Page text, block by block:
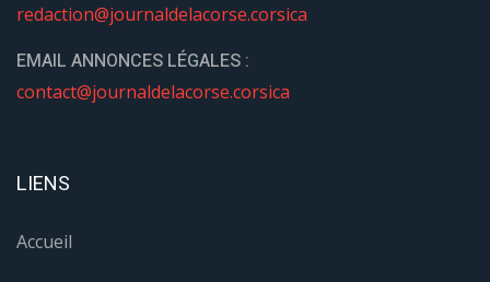
redaction@journaldelacorse.corsica
EMAIL ANNONCES LÉGALES :
contact@journaldelacorse.corsica
LIENS
Accueil